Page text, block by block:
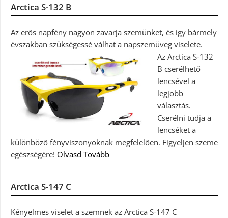
Arctica S-132 B
Az erős napfény nagyon zavarja szemünket, és így bármely
évszakban szükségessé válhat a napszemüveg viselete.
Az Arctica S-132
B cserélhető
lencsével a
legjobb
választás.
Cserélni tudja a
lencséket a
különböző fényviszonyoknak megfelelően. Figyeljen szeme
egészségére! Olvasd Tovább
Arctica S-147 C
Kényelmes viselet a szemnek az Arctica S-147 C